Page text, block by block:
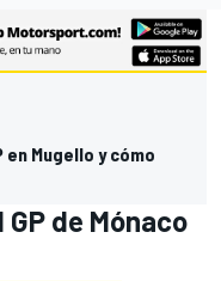
Mugello y cómo
de Mónaco